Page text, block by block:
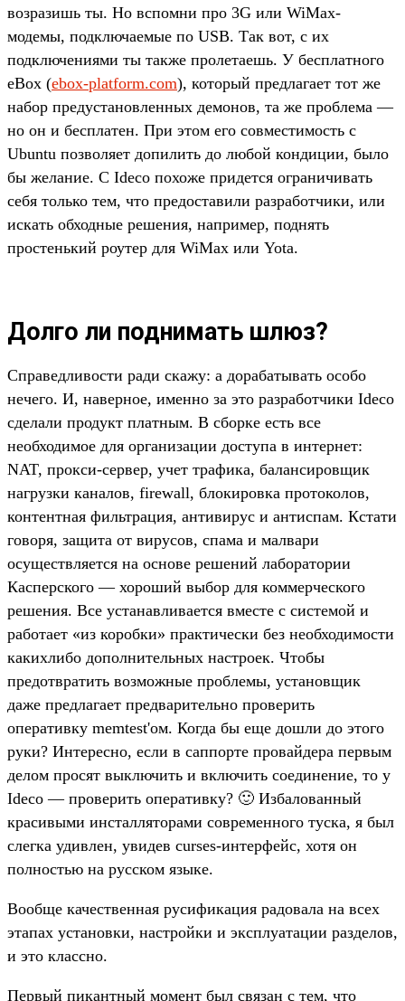
возразишь ты. Но вспомни про 3G или WiMax-
модемы, подключаемые по USB. Так вот, с их
подключениями ты также пролетаешь. У бесплатного
eBox (ebox-platform.com), который предлагает тот же
набор предустановленных демонов, та же проблема —
но он и бесплатен. При этом его совместимость с
Ubuntu позволяет допилить до любой кондиции, было
бы желание. C Ideco похоже придется ограничивать
себя только тем, что предоставили разработчики, или
искать обходные решения, например, поднять
простенький роутер для WiMax или Yota.
Долго ли поднимать шлюз?
Справедливости ради скажу: а дорабатывать особо
нечего. И, наверное, именно за это разработчики Ideco
сделали продукт платным. В сборке есть все
необходимое для организации доступа в интернет:
NAT, прокси-сервер, учет трафика, балансировщик
нагрузки каналов, firewall, блокировка протоколов,
контентная фильтрация, антивирус и антиспам. Кстати
говоря, защита от вирусов, спама и малвари
осуществляется на основе решений лаборатории
Касперского — хороший выбор для коммерческого
решения. Все устанавливается вместе с системой и
работает «из коробки» практически без необходимости
какихлибо дополнительных настроек. Чтобы
предотвратить возможные проблемы, установщик
даже предлагает предварительно проверить
оперативку memtest'ом. Когда бы еще дошли до этого
руки? Интересно, если в саппорте провайдера первым
делом просят выключить и включить соединение, то у
Ideco — проверить оперативку? 🙂 Избалованный
красивыми инсталляторами современного туска, я был
слегка удивлен, увидев curses-интерфейс, хотя он
полностью на русском языке.
Вообще качественная русификация радовала на всех
этапах установки, настройки и эксплуатации разделов,
и это классно.
Первый пикантный момент был связан с тем, что